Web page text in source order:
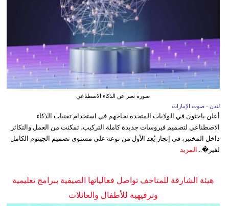
صورة تعبر عن الذكاء الاصطناعي
لندن - صوت الإمارات
أعلن باحثون في الولايات المتحدة نجاحهم في استخدام تقنيات الذكاء
الاصطناعي لتصميم فيروسات جديدة كاملة التركيب، تمكنت من العمل والتكاثر
داخل المختبر، في إنجاز يُعد الأول من نوعه على مستوى تصميم الجينوم الكامل
لفير�...
المزيد
هيئة الشارقة للمتاحف تواصل فعالياتها الصيفية ببرامج تعليمية
وترفيهية للأطفال والعائلات